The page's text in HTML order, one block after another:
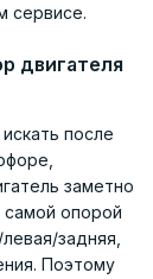
сервисе.
двигателя
после
заметно
самой опорой
задняя,
Поэтому